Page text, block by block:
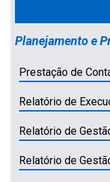
Planejamento e
Prestação de
Relatório de
Relatório de
Relatório de